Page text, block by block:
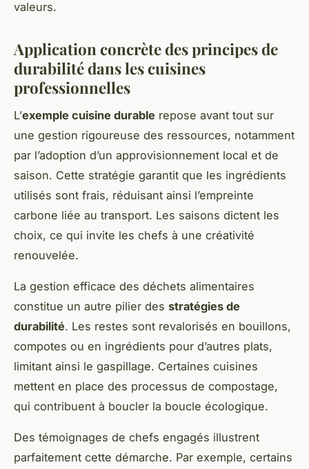
valeurs.
Application concrète des principes de
durabilité dans les cuisines
professionnelles
L’exemple cuisine durable repose avant tout sur
une gestion rigoureuse des ressources, notamment
par l’adoption d’un approvisionnement local et de
saison. Cette stratégie garantit que les ingrédients
utilisés sont frais, réduisant ainsi l’empreinte
carbone liée au transport. Les saisons dictent les
choix, ce qui invite les chefs à une créativité
renouvelée.
La gestion efficace des déchets alimentaires
constitue un autre pilier des stratégies de
durabilité. Les restes sont revalorisés en bouillons,
compotes ou en ingrédients pour d’autres plats,
limitant ainsi le gaspillage. Certaines cuisines
mettent en place des processus de compostage,
qui contribuent à boucler la boucle écologique.
Des témoignages de chefs engagés illustrent
parfaitement cette démarche. Par exemple, certains